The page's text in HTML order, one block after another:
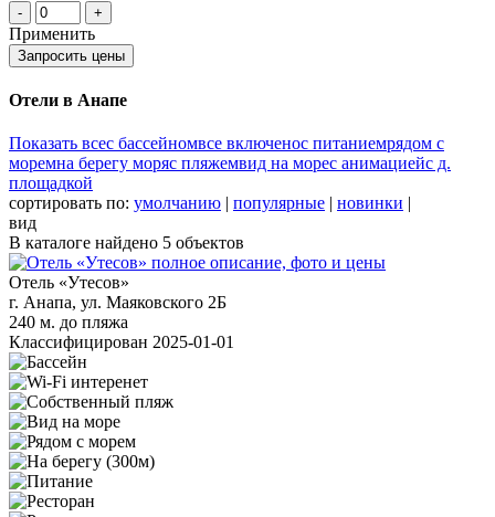
- +
Применить
Запросить цены
Отели в Анапе
Показать всес бассейномвсе включенос питаниемрядом с
моремна берегу моряс пляжемвид на морес анимациейс д.
площадкой
сортировать по: умолчанию | популярные | новинки |
вид
В каталоге найдено 5 объектов
Отель «Утесов»
г. Анапа, ул. Маяковского 2Б
240 м. до пляжа
Классифицирован 2025-01-01